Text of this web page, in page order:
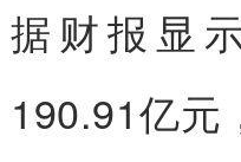
据财报显
190.91亿元